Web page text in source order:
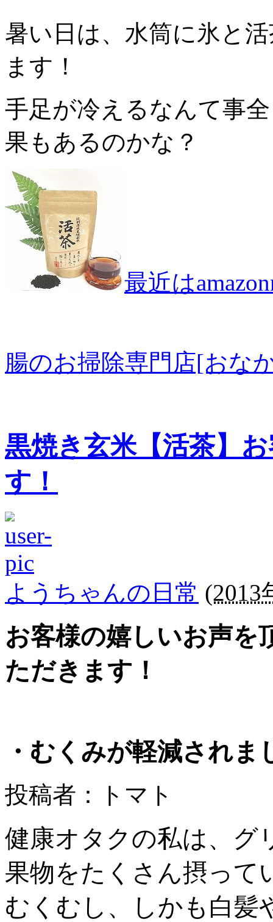
暑い日は、水筒に氷と
ます！
手足が冷えるなんて事
果もあるのかな？
最近は
腸のお掃除専門店[おな
黒焼き玄米【活茶】
す！
ようちゃんの日常 (2013
お客様の嬉しいお声を
ただきます！
・むくみが軽減されま
投稿者：トマト
健康オタクの私は、グ
果物をたくさん摂って
むくむし、しかも白髪